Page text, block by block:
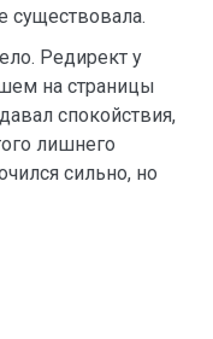
существовала.
Редирект у
на страницы
спокойствия,
лишнего
сильно, но